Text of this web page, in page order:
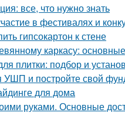
все, что нужно знать
в фестивалях и
гипсокартон к стене
каркасу:
плитки: подбор и
УШП и постройте свой
для дома
руками. Основные